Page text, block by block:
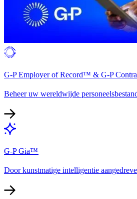
G-P Employer of Record™ & G-P
Beheer uw wereldwijde
G-P Gia™​​
Door kunstmatige intelligentie